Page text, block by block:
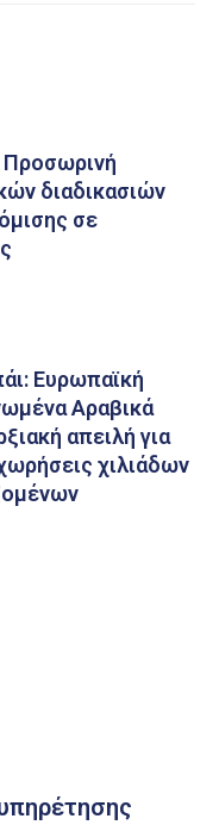
Προσωρινή
διαδικασιών
σε
Ευρωπαϊκή
Αραβικά
απειλή για
χιλιάδων